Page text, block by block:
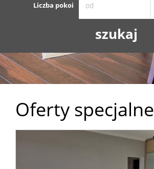
Liczba pokoi
Oferty specjalne